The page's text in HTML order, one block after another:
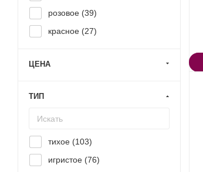
розовое (39)
красное (27)
ЦЕНА
ТИП
тихое (103)
игристое (76)